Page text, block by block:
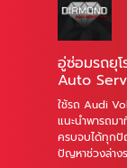
อู่ซ่อมรถยุ
Auto
ใช้รถ Audi
แนะนำพารถม
ครบจบได้ทุก
ปัญหาช่วงล่างร